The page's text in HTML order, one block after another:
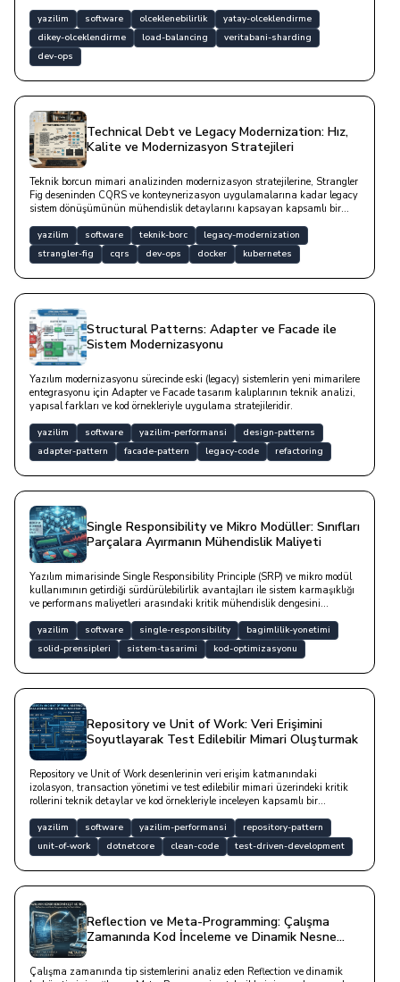
incelemektedir.
yazilim software olceklenebilirlik
yatay-olceklendirme
dikey-olceklendirme
load-balancing
veritabani-sharding
dev-ops
Technical Debt ve Legacy Modernization: Hız,
Kalite ve Modernizasyon Stratejileri
Teknik borcun mimari analizinden modernizasyon stratejilerine, Strangler
Fig deseninden CQRS ve konteynerizasyon uygulamalarına kadar legacy
sistem dönüşümünün mühendislik detaylarını kapsayan kapsamlı bir
yazilim software teknik-borc
legacy-modernization
strangler-fig
cqrs dev-ops docker kubernetes
Structural Patterns: Adapter ve Facade ile
Sistem Modernizasyonu
Yazılım modernizasyonu sürecinde eski (legacy) sistemlerin yeni mimarilere
entegrasyonu için Adapter ve Facade tasarım kalıplarının teknik analizi,
yapısal farkları ve kod örnekleriyle uygulama stratejileridir.
yazilim software yazilim-performansi
design-patterns
adapter-pattern
facade-pattern legacy-code refactoring
Single Responsibility ve Mikro Modüller: Sınıfları
Parçalara Ayırmanın Mühendislik Maliyeti
Yazılım mimarisinde Single Responsibility Principle (SRP) ve mikro modül
kullanımının getirdiği sürdürülebilirlik avantajları ile sistem karmaşıklığı
ve performans maliyetleri arasındaki kritik mühendislik dengesini
yazilim software single-responsibility
bagimlilik-yonetimi
solid-prensipleri
sistem-tasarimi kod-optimizasyonu
Repository ve Unit of Work: Veri Erişimini
Soyutlayarak Test Edilebilir Mimari Oluşturmak
Repository ve Unit of Work desenlerinin veri erişim katmanındaki
izolasyon, transaction yönetimi ve test edilebilir mimari üzerindeki kritik
rollerini teknik detaylar ve kod örnekleriyle inceleyen kapsamlı bir
yazilim software yazilim-performansi
repository-pattern
unit-of-work
dotnetcore clean-code test-driven-development
Reflection ve Meta-Programming: Çalışma
Zamanında Kod İnceleme ve Dinamik Nesne
Çalışma zamanında tip sistemlerini analiz eden Reflection ve dinamik